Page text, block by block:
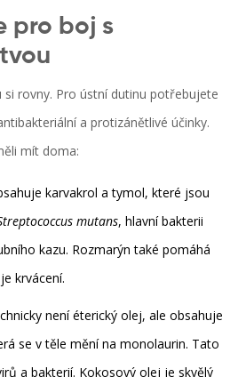
pro boj s
rovny. Pro ústní dutinu potřebujete
a protizánětlivé účinky.
mít doma:
karvakrol a tymol, které jsou
mutans, hlavní bakterii
kazu. Rozmarýn také pomáhá
krvácení.
není éterický olej, ale obsahuje
se v těle mění na monolaurin. Tato
a bakterií. Kokosový olej je skvělý